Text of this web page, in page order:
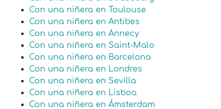
Con una niñera en Toulouse
Con una niñera en Antibes
Con una niñera en Annecy
Con una niñera en Saint-Malo
Con una niñera en Barcelona
Con una niñera en Londres
Con una niñera en Sevilla
Con una niñera en Lisboa
Con una niñera en Ámsterdam